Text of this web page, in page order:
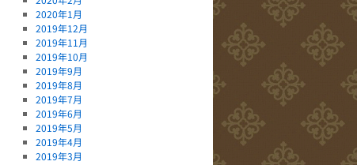
2020年1月
2019年12月
2019年11月
2019年10月
2019年9月
2019年8月
2019年7月
2019年6月
2019年5月
2019年4月
2019年3月